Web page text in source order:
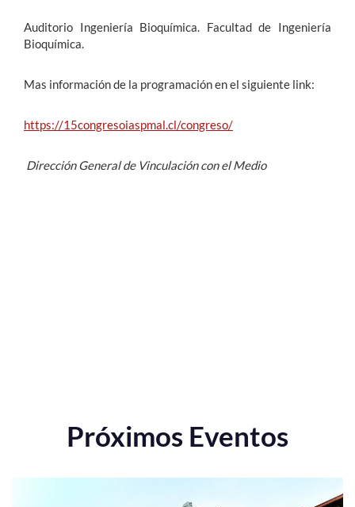
Auditorio Ingeniería Bioquímica. Facultad de Ingeniería
Bioquímica.
Mas información de la programación en el siguiente link:
https://15congresoiaspmal.cl/congreso/
Dirección General de Vinculación con el Medio
Próximos Eventos